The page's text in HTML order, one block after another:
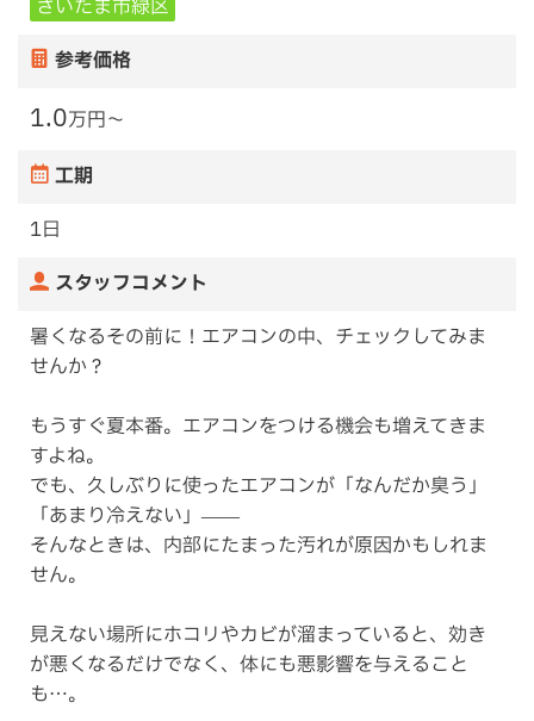
さいたま市緑区
参考価格
1.0万円〜
工期
1日
スタッフコメント
暑くなるその前に！エアコンの中、チェックしてみま
せんか？
もうすぐ夏本番。エアコンをつける機会も増えてきま
すよね。
でも、久しぶりに使ったエアコンが「なんだか臭う」
「あまり冷えない」――
そんなときは、内部にたまった汚れが原因かもしれま
せん。
見えない場所にホコリやカビが溜まっていると、効き
が悪くなるだけでなく、体にも悪影響を与えること
も…。